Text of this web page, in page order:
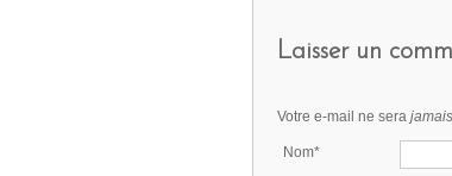
Laisser un
Votre e-mail ne sera jamais
Nom*